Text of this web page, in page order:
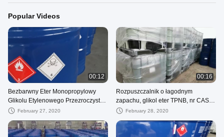
Popular Videos
00:12
Bezbarwny Eter Monopropylowy
Glikolu Etylenowego Przezroczysty
Wysoka Rozpuszczalność w Wodzie
February 27, 2020
00:16
Rozpuszczalnik o łagodnym
zapachu, glikol eter TPNB, nr CAS
55934-93-5, z certyfikatem ISO9001
February 28, 2020